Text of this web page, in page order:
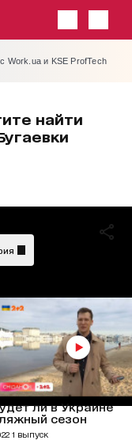
Work.ua и KSE ProfTech
найти
ли в Украине
сезон
1 выпуск